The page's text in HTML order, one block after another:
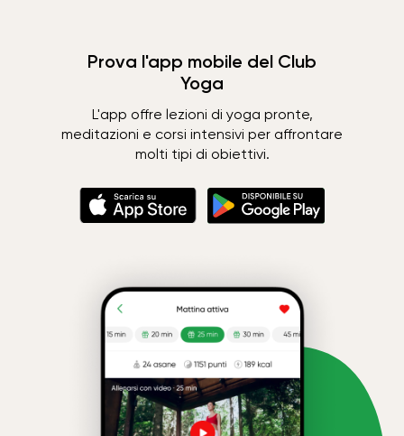
Prova l'app mobile del Club
Yoga
L'app offre lezioni di yoga pronte,
meditazioni e corsi intensivi per affrontare
molti tipi di obiettivi.